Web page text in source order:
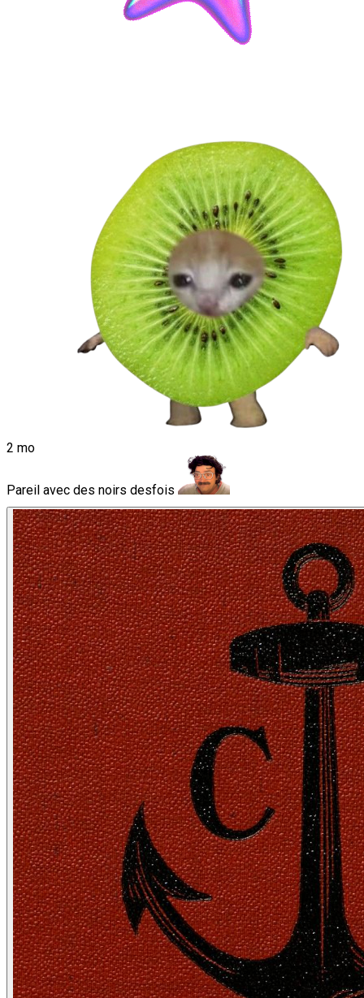
2 mo
Pareil avec des noirs desfois